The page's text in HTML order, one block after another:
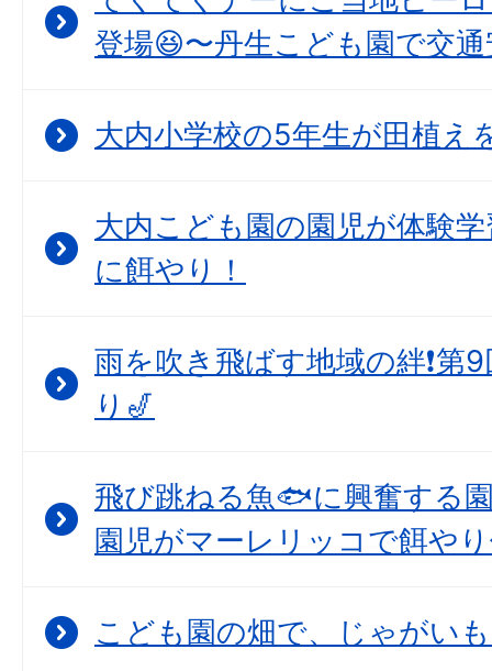
登場😆〜丹生こども園で交
大内小学校の5年生が田植え
大内こども園の園児が体験
に餌やり！
雨を吹き飛ばす地域の絆❗第
り🎷
飛び跳ねる魚🐟に興奮する
園児がマーレリッコで餌や
こども園の畑で、じゃがい